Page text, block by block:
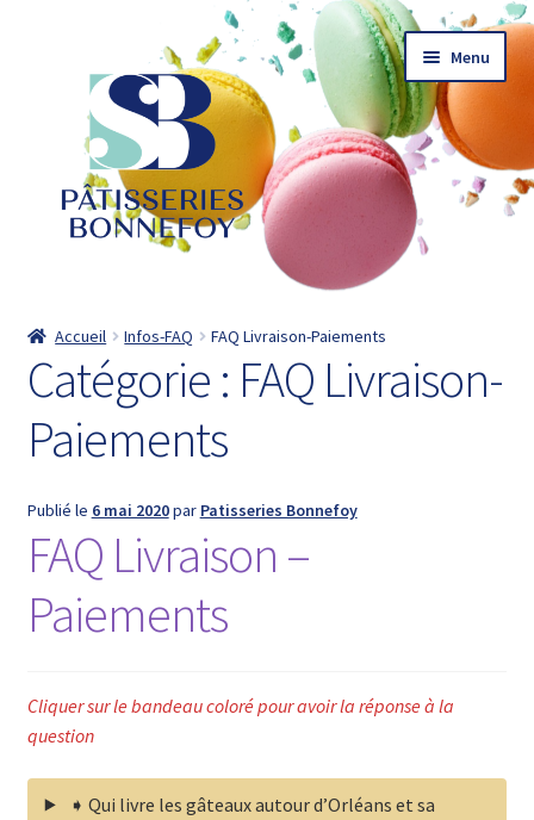
navigation
contenu
Menu
Actualités
Catalogue
Commander
Infos-FAQ
Livre d’or
Accueil Infos-FAQ FAQ Livraison-Paiements
Catégorie : FAQ Livraison-
Paiements
Publié le 6 mai 2020par Patisseries Bonnefoy
FAQ Livraison –
Paiements
Cliquer sur le bandeau coloré pour avoir la réponse à la
question
➧ Qui livre les gâteaux autour d’Orléans et sa